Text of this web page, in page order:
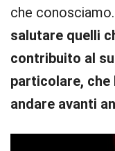
che
salutare quelli
contribuito al
particolare, che
andare avanti